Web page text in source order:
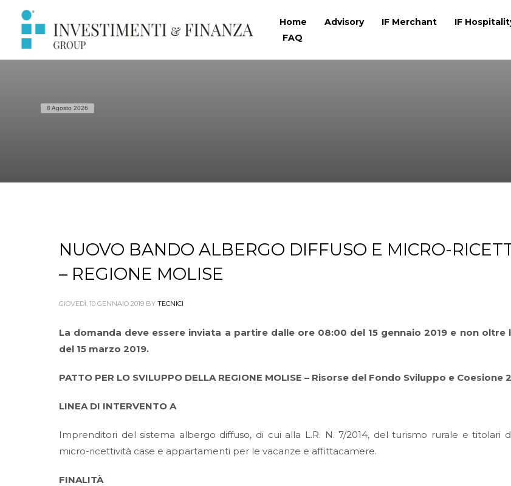
Home Advisory IF Merchant IF
FAQ
8 Agosto 2026
NUOVO BANDO ALBERGO DIFFUSO E MICRO-
– REGIONE MOLISE
GIOVEDÌ, 10 GENNAIO 2019 BY TECNICI
La domanda deve essere inviata a partire dalle ore 08:00 del 15 gennaio 2019 e non oltre
del 15 marzo 2019.
PATTO PER LO SVILUPPO DELLA REGIONE MOLISE – Risorse del Fondo Sviluppo e Coesione
LINEA DI INTERVENTO A
Imprenditori del sistema albergo diffuso, di cui alla L.R. N. 7/2014, del turismo rurale e titolari
micro-ricettività case e appartamenti per le vacanze e affittacamere.
FINALITÀ